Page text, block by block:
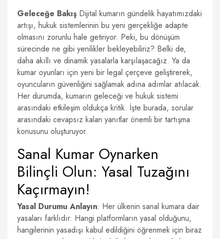
Geleceğe Bakış Dijital kumarın gündelik hayatımızdaki
artışı, hukuk sistemlerinin bu yeni gerçekliğe adapte
olmasını zorunlu hale getiriyor. Peki, bu dönüşüm
sürecinde ne gibi yenilikler bekleyebiliriz? Belki de,
daha akıllı ve dinamik yasalarla karşılaşacağız. Ya da
kumar oyunları için yeni bir legal çerçeve geliştirerek,
oyuncuların güvenliğini sağlamak adına adımlar atılacak.
Her durumda, kumarın geleceği ve hukuk sistemi
arasındaki etkileşim oldukça kritik. İşte burada, sorular
arasındaki cevapsız kalan yanıtlar önemli bir tartışma
konusunu oluşturuyor.
Sanal Kumar Oynarken
Bilinçli Olun: Yasal Tuzağını
Kaçırmayın!
Yasal Durumu Anlayın: Her ülkenin sanal kumara dair
yasaları farklıdır. Hangi platformların yasal olduğunu,
hangilerinin yasadışı kabul edildiğini öğrenmek için biraz